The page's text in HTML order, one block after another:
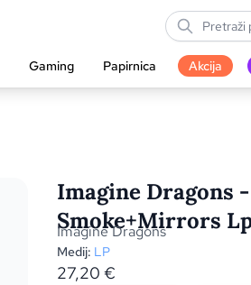
Gaming Papirnica Akcija
Imagine Dragons
Smoke+Mirrors
Imagine Dragons
Medij: LP
27,20 €